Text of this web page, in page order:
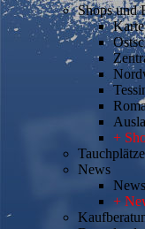
Shops und
+
Tauchplätze
News
+